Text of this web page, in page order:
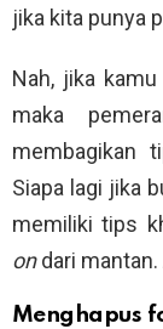
jika kita punya
Nah, jika
maka
membagikan
Siapa lagi jika
memiliki tips
ondari
Menghapus